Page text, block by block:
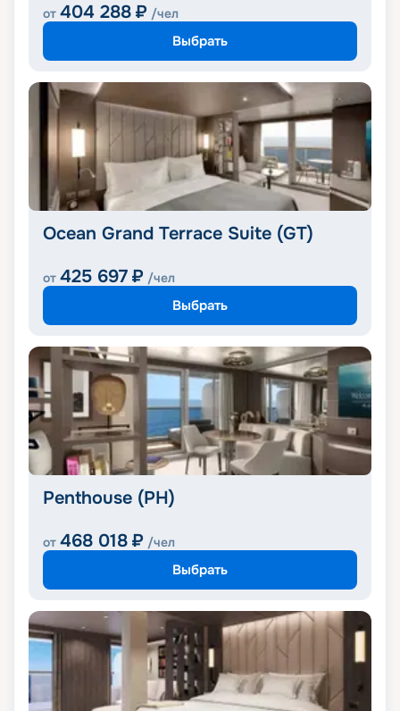
от 404 288 ₽ /чел
Выбрать
Ocean Grand Terrace Suite (GT)
от 425 697 ₽ /чел
Выбрать
Penthouse (PH)
от 468 018 ₽ /чел
Выбрать